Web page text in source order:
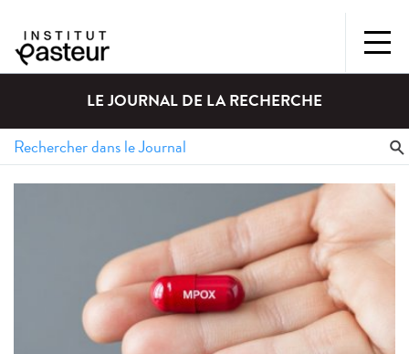
LE JOURNAL DE LA RECHERCHE